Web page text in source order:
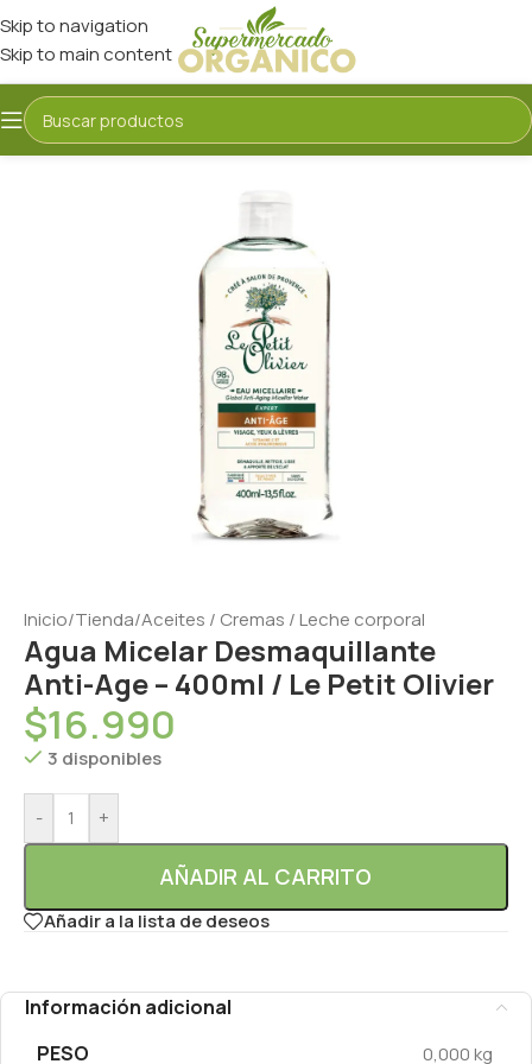
Skip to navigation
Skip to main content
Inicio/Tienda/Aceites / Cremas / Leche corporal
Agua Micelar Desmaquillante
Anti-Age – 400ml / Le Petit Olivier
$16.990
3 disponibles
- +
AÑADIR AL CARRITO
Añadir a la lista de deseos
Información adicional
PESO
0,000 kg